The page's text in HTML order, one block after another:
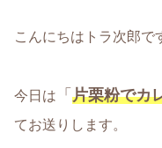
こんにちはトラ次郎で
今日は 「 片栗粉でカ
てお送りします。